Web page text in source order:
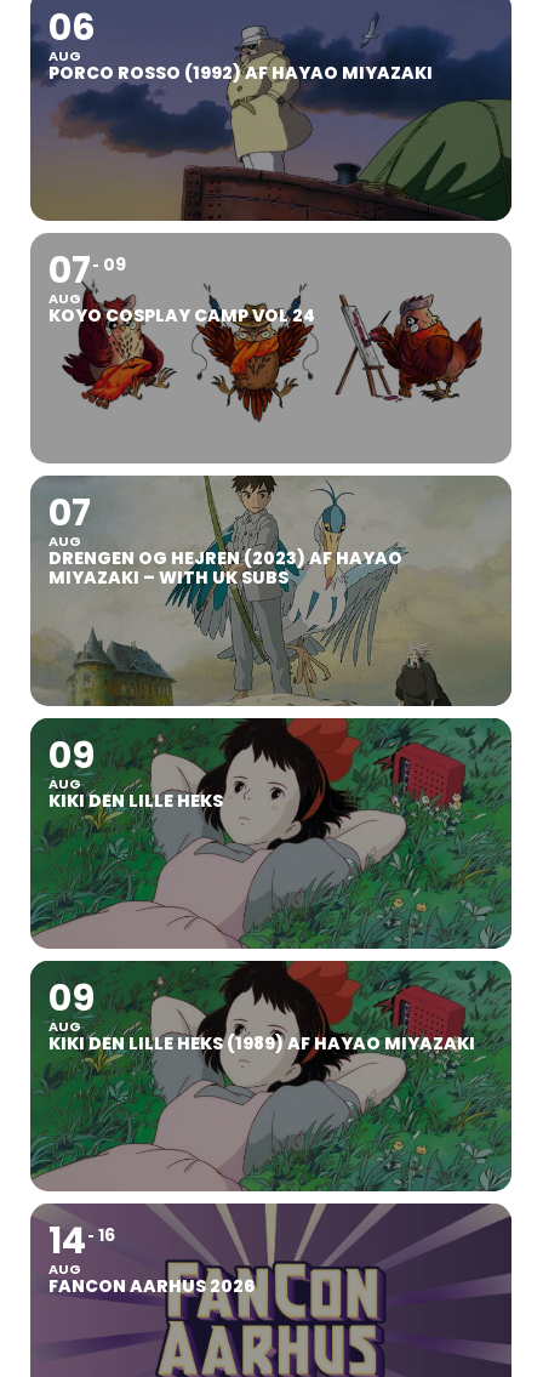
06
AUG
PORCO ROSSO (1992) AF HAYAO MIYAZAKI
07
AUG
09
KOYO COSPLAY CAMP VOL 24
07
AUG
DRENGEN OG HEJREN (2023) AF HAYAO
MIYAZAKI – WITH UK SUBS
09
AUG
KIKI DEN LILLE HEKS
09
AUG
KIKI DEN LILLE HEKS (1989) AF HAYAO MIYAZAKI
14
AUG
16
FANCON AARHUS 2026